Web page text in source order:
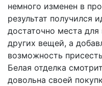
немного изменен в
результат получился
достаточно места
других вещей, а
возможность
Белая отделка
довольна своей